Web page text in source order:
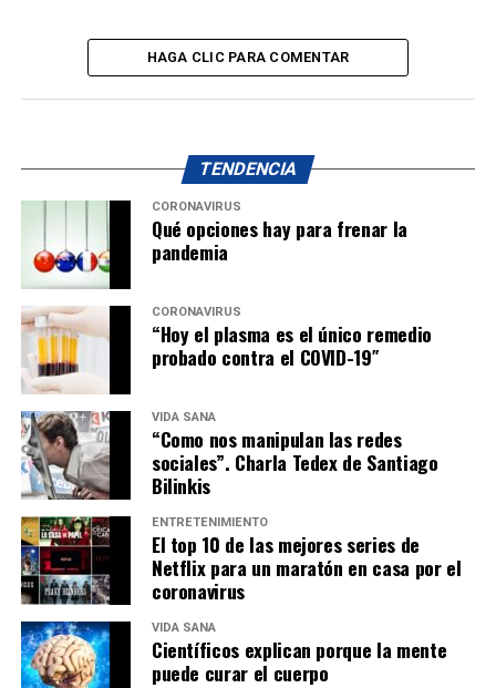
HAGA CLIC PARA COMENTAR
TENDENCIA
CORONAVIRUS
Qué opciones hay para frenar la
pandemia
CORONAVIRUS
“Hoy el plasma es el único remedio
probado contra el COVID-19″
VIDA SANA
“Como nos manipulan las redes
sociales”. Charla Tedex de Santiago
Bilinkis
ENTRETENIMIENTO
El top 10 de las mejores series de
Netflix para un maratón en casa por el
coronavirus
VIDA SANA
Científicos explican porque la mente
puede curar el cuerpo